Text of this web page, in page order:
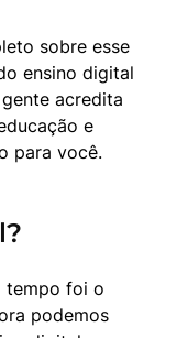
sobre esse
ensino digital
acredita
e
para você.
tempo foi o
podemos